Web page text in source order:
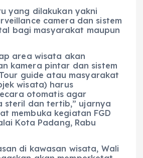
yang dilakukan yakni
camera dan sistem
bagi masyarakat maupun
area wisata akan
kamera pintar dan sistem
guide atau masyarakat
wisata) harus
otomatis agar
steril dan tertib,” ujarnya
membuka kegiatan FGD
Kota Padang, Rabu
di kawasan wisata, Wali